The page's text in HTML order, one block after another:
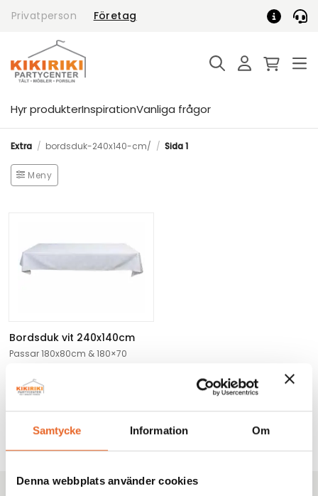
Samtycke Information Om
Denna webbplats använder cookies
Privatperson Företag
Hyr produkterInspirationVanliga frågor
Extra / bordsduk-240x140-cm/ / Sida 1
Meny
Bordsduk vit 240x140cm
Passar 180x80cm & 180×70
1 2 3 4 … 9 10 11